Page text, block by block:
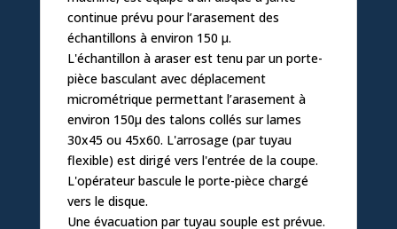
continue prévu pour l’arasement des
échantillons à environ 150 µ.
L'échantillon à araser est tenu par un porte-
pièce basculant avec déplacement
micrométrique permettant l’arasement à
environ 150µ des talons collés sur lames
30x45 ou 45x60. L'arrosage (par tuyau
flexible) est dirigé vers l'entrée de la coupe.
L'opérateur bascule le porte-pièce chargé
vers le disque.
Une évacuation par tuyau souple est prévue.